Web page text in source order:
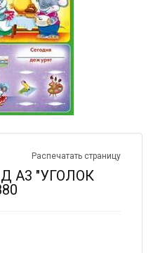
Распечатать страницу
А3 "УГОЛОК